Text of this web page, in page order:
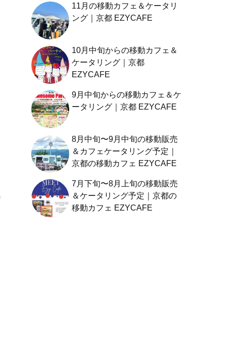
11月の移動カフェ＆ケータリ
ング｜京都 EZYCAFE
10月中旬からの移動カフェ＆
ケータリング｜京都
EZYCAFE
9月中旬からの移動カフェ＆ケ
ータリング｜京都 EZYCAFE
8月中旬〜9月中旬の移動販売
＆カフェケータリング予定｜
京都の移動カフェ EZYCAFE
7月下旬〜8月上旬の移動販売
＆ケータリング予定｜京都の
移動カフェ EZYCAFE